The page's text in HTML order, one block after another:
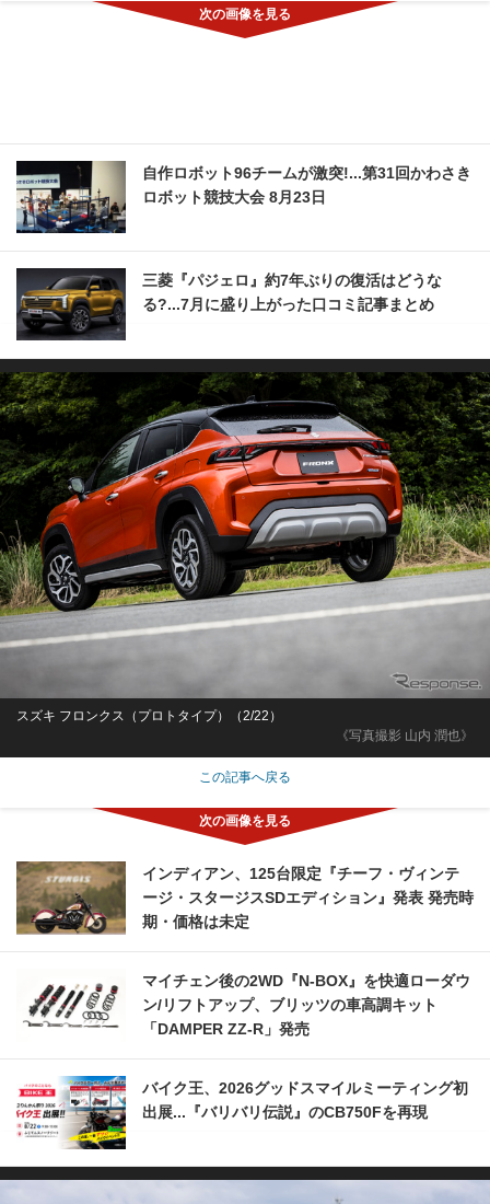
自作ロボット96チームが激突!...第31回かわさき
ロボット競技大会 8月23日
三菱『パジェロ』約7年ぶりの復活はどうな
る?...7月に盛り上がった口コミ記事まとめ
《写真撮影 山内 潤也》
スズキ フロンクス（プロトタイプ）（2/22）
この記事へ戻る
インディアン、125台限定『チーフ・ヴィンテ
ージ・スタージスSDエディション』発表 発売時
期・価格は未定
マイチェン後の2WD『N-BOX』を快適ローダウ
ン/リフトアップ、ブリッツの車高調キット
「DAMPER ZZ-R」発売
バイク王、2026グッドスマイルミーティング初
出展...『バリバリ伝説』のCB750Fを再現